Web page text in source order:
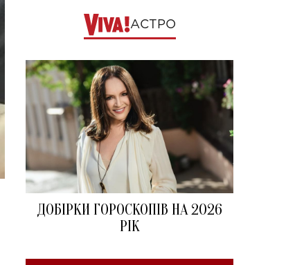
АСТРО
ДОБІРКИ ГОРОСКОПІВ НА 2026
РІК